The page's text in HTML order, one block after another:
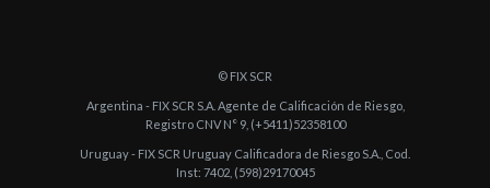
FIX (afiliada de Fitch Ratings) confirmo las calificaciones de
© FIX SCR
Argentina - FIX SCR S.A. Agente de Calificación de Riesgo,
Registro CNV N° 9, (+5411)52358100
Uruguay - FIX SCR Uruguay Calificadora de Riesgo S.A., Cod.
Inst: 7402, (598)29170045